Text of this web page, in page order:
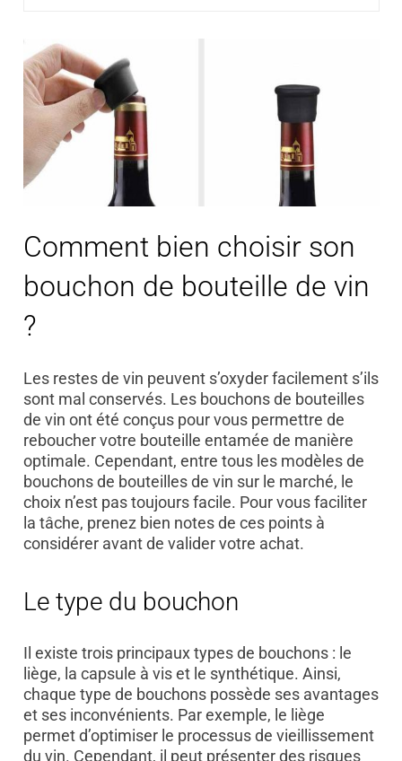
Comment bien choisir son
bouchon de bouteille de vin
?
Les restes de vin peuvent s’oxyder facilement s’ils
sont mal conservés. Les bouchons de bouteilles
de vin ont été conçus pour vous permettre de
reboucher votre bouteille entamée de manière
optimale. Cependant, entre tous les modèles de
bouchons de bouteilles de vin sur le marché, le
choix n’est pas toujours facile. Pour vous faciliter
la tâche, prenez bien notes de ces points à
considérer avant de valider votre achat.
Le type du bouchon
Il existe trois principaux types de bouchons : le
liège, la capsule à vis et le synthétique. Ainsi,
chaque type de bouchons possède ses avantages
et ses inconvénients. Par exemple, le liège
permet d’optimiser le processus de vieillissement
du vin. Cependant, il peut présenter des risques